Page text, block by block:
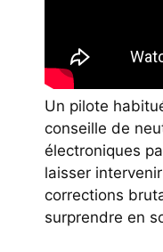
Un pilote
conseille de
électroniques
laisser
corrections
surprendre en